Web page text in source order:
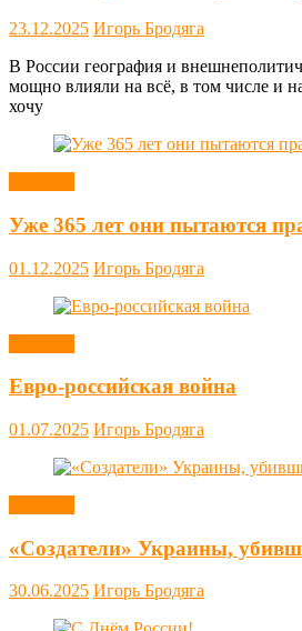
23.12.2025 Игорь Бродяга
В России география и
мощно влияли на всё, в том числе и
хочу
Уже 365 лет они пытаются
01.12.2025 Игорь Бродяга
Евро-российская война
01.07.2025 Игорь Бродяга
«Создатели» Украины,
30.06.2025 Игорь Бродяга